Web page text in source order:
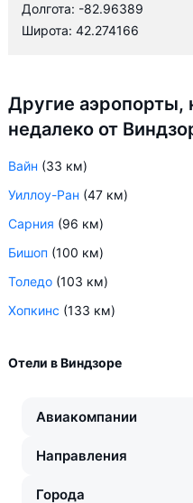
Долгота: -82.96389
Широта: 42.274166
Другие аэропорты,
недалеко от
Вайн (33 км)
Уиллоу-Ран (47 км)
Сарния (96 км)
Бишоп (100 км)
Толедо (103 км)
Хопкинс (133 км)
Отели в Виндзоре
Авиакомпании
Направления
Города